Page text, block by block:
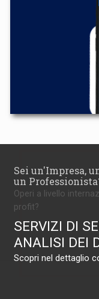
Sei un'Impresa,
un
Operi a livello
profit?
SERVIZI DI
ANALISI DEI
Scopri nel dettaglio